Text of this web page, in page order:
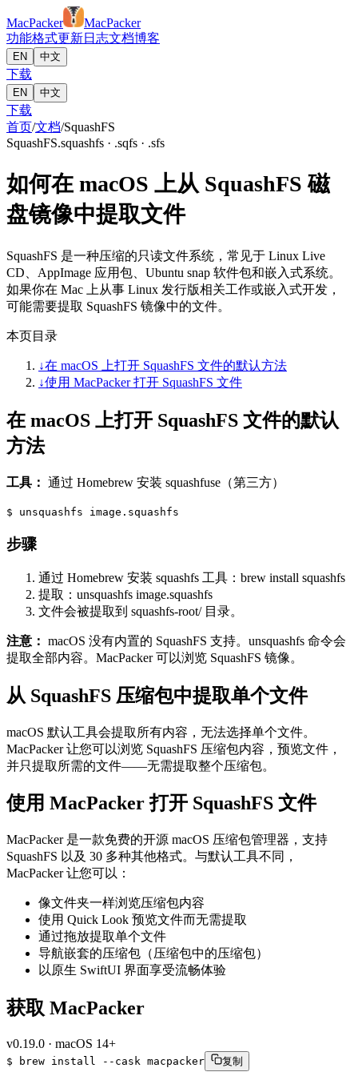
MacPacker
MacPacker
功能格式更新日志文档博客
EN 中文
下载
EN 中文
下载
首页/文档/SquashFS
SquashFS.squashfs · .sqfs · .sfs
如何在 macOS 上从 SquashFS 磁
盘镜像中提取文件
SquashFS 是一种压缩的只读文件系统，常见于 Linux Live
CD、AppImage 应用包、Ubuntu snap 软件包和嵌入式系统。
如果你在 Mac 上从事 Linux 发行版相关工作或嵌入式开发，
可能需要提取 SquashFS 镜像中的文件。
本页目录
↓在 macOS 上打开 SquashFS 文件的默认方法
↓使用 MacPacker 打开 SquashFS 文件
在 macOS 上打开 SquashFS 文件的默认
方法
工具： 通过 Homebrew 安装 squashfuse（第三方）
$ unsquashfs image.squashfs
步骤
通过 Homebrew 安装 squashfs 工具：brew install squashfs
提取：unsquashfs image.squashfs
文件会被提取到 squashfs-root/ 目录。
注意： macOS 没有内置的 SquashFS 支持。unsquashfs 命令会
提取全部内容。MacPacker 可以浏览 SquashFS 镜像。
从 SquashFS 压缩包中提取单个文件
macOS 默认工具会提取所有内容，无法选择单个文件。
MacPacker 让您可以浏览 SquashFS 压缩包内容，预览文件，
并只提取所需的文件——无需提取整个压缩包。
使用 MacPacker 打开 SquashFS 文件
MacPacker 是一款免费的开源 macOS 压缩包管理器，支持
SquashFS 以及 30 多种其他格式。与默认工具不同，
MacPacker 让您可以：
像文件夹一样浏览压缩包内容
使用 Quick Look 预览文件而无需提取
通过拖放提取单个文件
导航嵌套的压缩包（压缩包中的压缩包）
以原生 SwiftUI 界面享受流畅体验
获取 MacPacker
v0.19.0 · macOS 14+
$ brew install --cask macpacker 复制